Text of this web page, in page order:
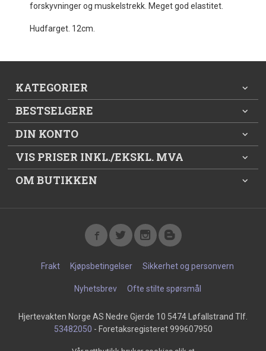
forskyvninger og muskelstrekk. Meget god elastitet.
Hudfarget. 12cm.
KATEGORIER
BESTSELGERE
DIN KONTO
VIS PRISER INKL./EKSKL. MVA
OM BUTIKKEN
Frakt Kjøpsbetingelser Sikkerhet og personvern
Nyhetsbrev Ofte stilte spørsmål
Hjertevakten Norge AS Nedre Gjerde 10 5474 Løfallstrand Tlf.
53482050 - Foretaksregisteret 999607950